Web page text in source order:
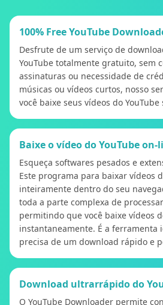
100% Free YouTube
Desfrute de um serviço de
YouTube totalmente gratuito, sem
assinaturas ou necessidade de
músicas ou vídeos curtos, nosso
você baixe seus vídeos do
Baixe o vídeo do YouTube on-
Esqueça softwares pesados ​​e
Este programa para baixar vídeos
inteiramente dentro do seu
toda a parte complexa de
permitindo que você baixe vídeos
instantaneamente. É a ferramenta
precisa de um download rápido e
Download ultrarrápido do
O YouTube Downloader permite